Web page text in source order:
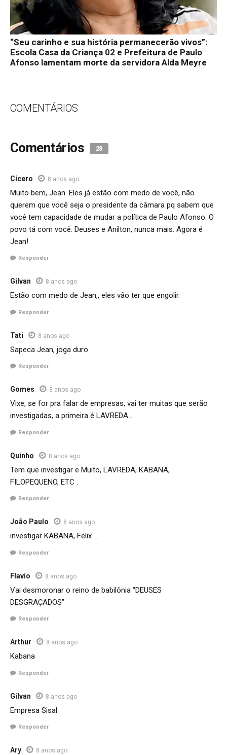
“Seu carinho e sua história permanecerão vivos”:
Escola Casa da Criança 02 e Prefeitura de Paulo
Afonso lamentam morte da servidora Alda Meyre
COMENTÁRIOS
Comentários 28
Cícero 8 anos ago
Muito bem, Jean. Eles já estão com medo de você, não
querem que você seja o presidente da câmara pq sabem que
você tem capacidade de mudar a política de Paulo Afonso. O
povo tá com você. Deuses e Anilton, nunca mais. Agora é
Jean!
Responder
Gilvan 8 anos ago
Estão com medo de Jean,, eles vão ter que engolir.
Responder
Tati 8 anos ago
Sapeca Jean, joga duro
Responder
Gomes 8 anos ago
Vixe, se for pra falar de empresas, vai ter muitas que serão
investigadas, a primeira é LAVREDA…
Responder
Quinho 8 anos ago
Tem que investigar e Muito, LAVREDA, KABANA,
FILOPEQUENO, ETC .
Responder
João Paulo 8 anos ago
investigar KABANA, Felix …
Responder
Flavio 8 anos ago
Vai desmoronar o reino de babilônia “DEUSES
DESGRAÇADOS”
Responder
Arthur 8 anos ago
Kabana
Responder
Gilvan 8 anos ago
Empresa Sisal
Responder
Ary 8 anos ago